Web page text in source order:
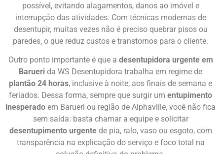
possível, evitando alagamentos, danos ao imóvel e
interrupção das atividades. Com técnicas modernas de
desentupir, muitas vezes não é preciso quebrar pisos ou
paredes, o que reduz custos e transtornos para o cliente.
Outro ponto importante é que a desentupidora urgente em
Barueri da WS Desentupidora trabalha em regime de
plantão 24 horas, inclusive à noite, aos finais de semana e
feriados. Dessa forma, sempre que surgir um entupimento
inesperado em Barueri ou região de Alphaville, você não fica
sem saída: basta chamar a equipe e solicitar
desentupimento urgentede pia, ralo, vaso ou esgoto, com
transparência na explicação do serviço e foco total na